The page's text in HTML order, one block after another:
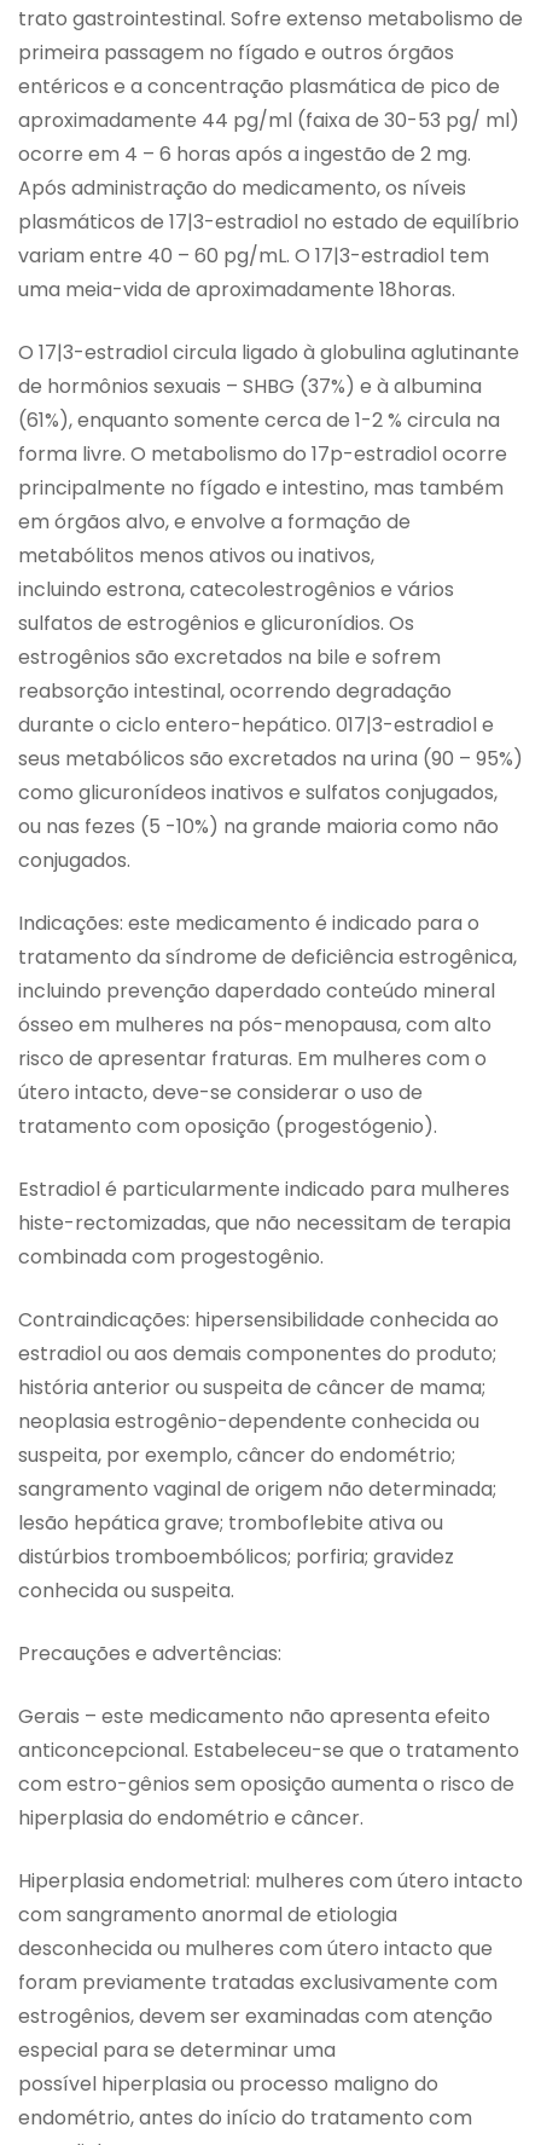
trato gastrointestinal. Sofre extenso metabolismo de
primeira passagem no fígado e outros órgãos
entéricos e a concentração plasmática de pico de
aproximadamente 44 pg/ml (faixa de 30-53 pg/ ml)
ocorre em 4 – 6 horas após a ingestão de 2 mg.
Após administração do medicamento, os níveis
plasmáticos de 17|3-estradiol no estado de equilíbrio
variam entre 40 – 60 pg/mL. O 17|3-estradiol tem
uma meia-vida de aproximadamente 18horas.
O 17|3-estradiol circula ligado à globulina aglutinante
de hormônios sexuais – SHBG (37%) e à albumina
(61%), enquanto somente cerca de 1-2 % circula na
forma livre. O metabolismo do 17p-estradiol ocorre
principalmente no fígado e intestino, mas também
em órgãos alvo, e envolve a formação de
metabólitos menos ativos ou inativos,
incluindo estrona, catecolestrogênios e vários
sulfatos de estrogênios e glicuronídios. Os
estrogênios são excretados na bile e sofrem
reabsorção intestinal, ocorrendo degradação
durante o ciclo entero-hepático. 017|3-estradiol e
seus metabólicos são excretados na urina (90 – 95%)
como glicuronídeos inativos e sulfatos conjugados,
ou nas fezes (5 -10%) na grande maioria como não
conjugados.
Indicações: este medicamento é indicado para o
tratamento da síndrome de deficiência estrogênica,
incluindo prevenção daperdado conteúdo mineral
ósseo em mulheres na pós-menopausa, com alto
risco de apresentar fraturas. Em mulheres com o
útero intacto, deve-se considerar o uso de
tratamento com oposição (progestógenio).
Estradiol é particularmente indicado para mulheres
histe-rectomizadas, que não necessitam de terapia
combinada com progestogênio.
Contraindicações: hipersensibilidade conhecida ao
estradiol ou aos demais componentes do produto;
história anterior ou suspeita de câncer de mama;
neoplasia estrogênio-dependente conhecida ou
suspeita, por exemplo, câncer do endométrio;
sangramento vaginal de origem não determinada;
lesão hepática grave; tromboflebite ativa ou
distúrbios tromboembólicos; porfiria; gravidez
conhecida ou suspeita.
Precauções e advertências:
Gerais – este medicamento não apresenta efeito
anticoncepcional. Estabeleceu-se que o tratamento
com estro-gênios sem oposição aumenta o risco de
hiperplasia do endométrio e câncer.
Hiperplasia endometrial: mulheres com útero intacto
com sangramento anormal de etiologia
desconhecida ou mulheres com útero intacto que
foram previamente tratadas exclusivamente com
estrogênios, devem ser examinadas com atenção
especial para se determinar uma
possível hiperplasia ou processo maligno do
endométrio, antes do início do tratamento com